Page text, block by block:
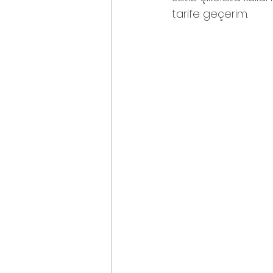
ET YEMEKLERİ MENÜ
tarife geçerim.